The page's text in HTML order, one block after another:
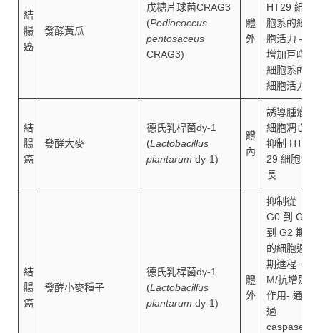
結
腸
癌
發酵黃瓜
戊糖片球菌CRAG3
(Pediococcus
pentosaceus
CRAG3)
體
外
HT29 細
胞系的細
胞活力 –
增加巨噬
細胞系的
細胞活力
結
腸
癌
發酵大麥
德氏乳桿菌dy-1
(Lactobacillus
plantarum dy-1)
體
內
誘導腫瘤
細胞凋亡/
抑制 HT-
29 細胞生
長
結
腸
癌
發酵小麥種子
德氏乳桿菌dy-1
(Lactobacillus
plantarum dy-1)
體
外
抑制從
G0 到 G1
到 G2 期
的細胞週
期進程 –
M/抗增殖
作用- 通
過
caspase-